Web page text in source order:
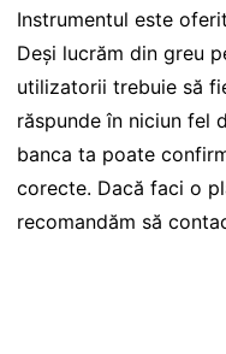
Instrumentul este
Deși lucrăm din greu
utilizatorii trebuie să
răspunde în niciun fel
banca ta poate
corecte. Dacă faci o
recomandăm să